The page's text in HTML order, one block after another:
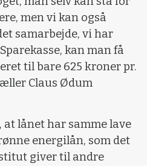
men vi kan også
samarbejde, vi har
kan man få
til bare 625 kroner pr.
Claus Ødum
lånet har samme lave
energilån, som det
giver til andre